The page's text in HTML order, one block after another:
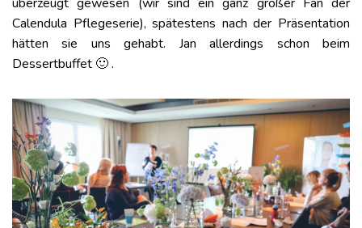
Calendula Pflegeserie), spätestens nach der Präsentation
hätten sie uns gehabt. Jan allerdings schon beim
Dessertbuffet 🙂 .